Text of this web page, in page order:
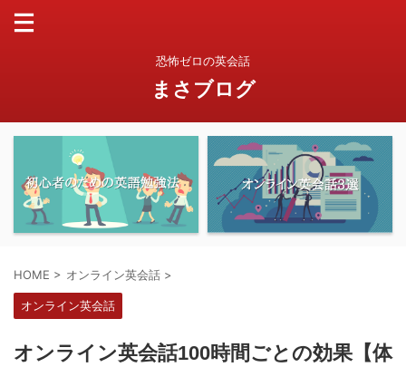
恐怖ゼロの英会話
まさブログ
HOME > オンライン英会話 >
オンライン英会話
オンライン英会話100時間ごとの効果【体